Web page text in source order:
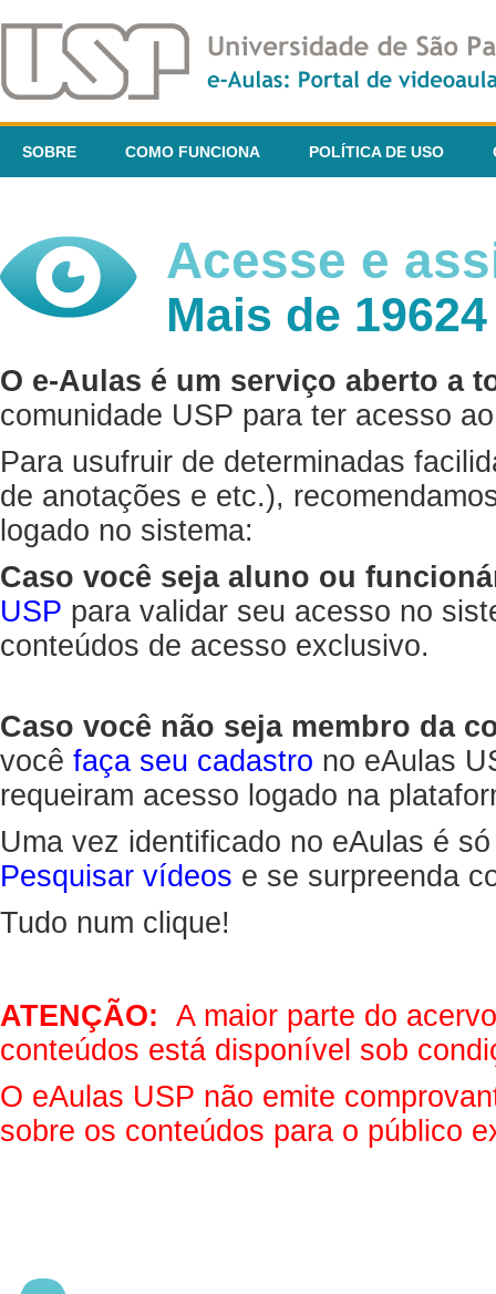
SOBRE COMO FUNCIONA POLÍTICA DE USO
Acesse e
Mais de
O e-Aulas é um serviço aberto a
comunidade USP para ter acesso
Para usufruir de determinadas
de anotações e etc.),
logado no sistema:
Caso você seja aluno ou
USP para validar seu acesso no
conteúdos de acesso exclusivo.
Caso você não seja membro da
você faça seu cadastro no eAulas
requeiram acesso logado na
Uma vez identificado no eAulas é
Pesquisar vídeos e se surpreenda
Tudo num clique!
ATENÇÃO: A maior parte do
conteúdos está disponível sob
O eAulas USP não emite
sobre os conteúdos para o público